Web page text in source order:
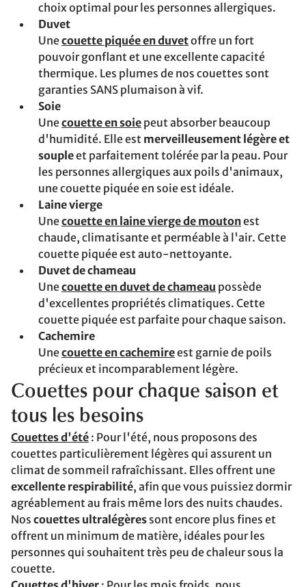
choix optimal pour les personnes allergiques.
Duvet
Unecouette piquée en duvetoffre un fort
pouvoir gonflant et une excellente capacité
thermique. Les plumes de nos couettes sont
garanties SANS plumaison à vif.
Soie
Unecouette en soie peut absorber beaucoup
d'humidité. Elle est merveilleusement légère et
soupleet parfaitement tolérée par la peau. Pour
les personnes allergiques aux poils d'animaux,
une couette piquée en soie est idéale.
Laine vierge
Unecouette en laine vierge de moutonest
chaude, climatisante et perméable à l'air. Cette
couette piquée est auto-nettoyante.
Duvet de chameau
Unecouette en duvet de chameau possède
d'excellentes propriétés climatiques. Cette
couette piquée est parfaite pour chaque saison.
Cachemire
Unecouette en cachemireest garnie de poils
précieux et incomparablement légère.
Couettes pour chaque saison et
tous les besoins
Couettes d'été : Pour l'été, nous proposons des
couettes particulièrement légères qui assurent un
climat de sommeil rafraîchissant. Elles offrent une
excellente respirabilité, afin que vous puissiez dormir
agréablement au frais même lors des nuits chaudes.
Nos couettes ultralégères sont encore plus fines et
offrent un minimum de matière, idéales pour les
personnes qui souhaitent très peu de chaleur sous la
couette.